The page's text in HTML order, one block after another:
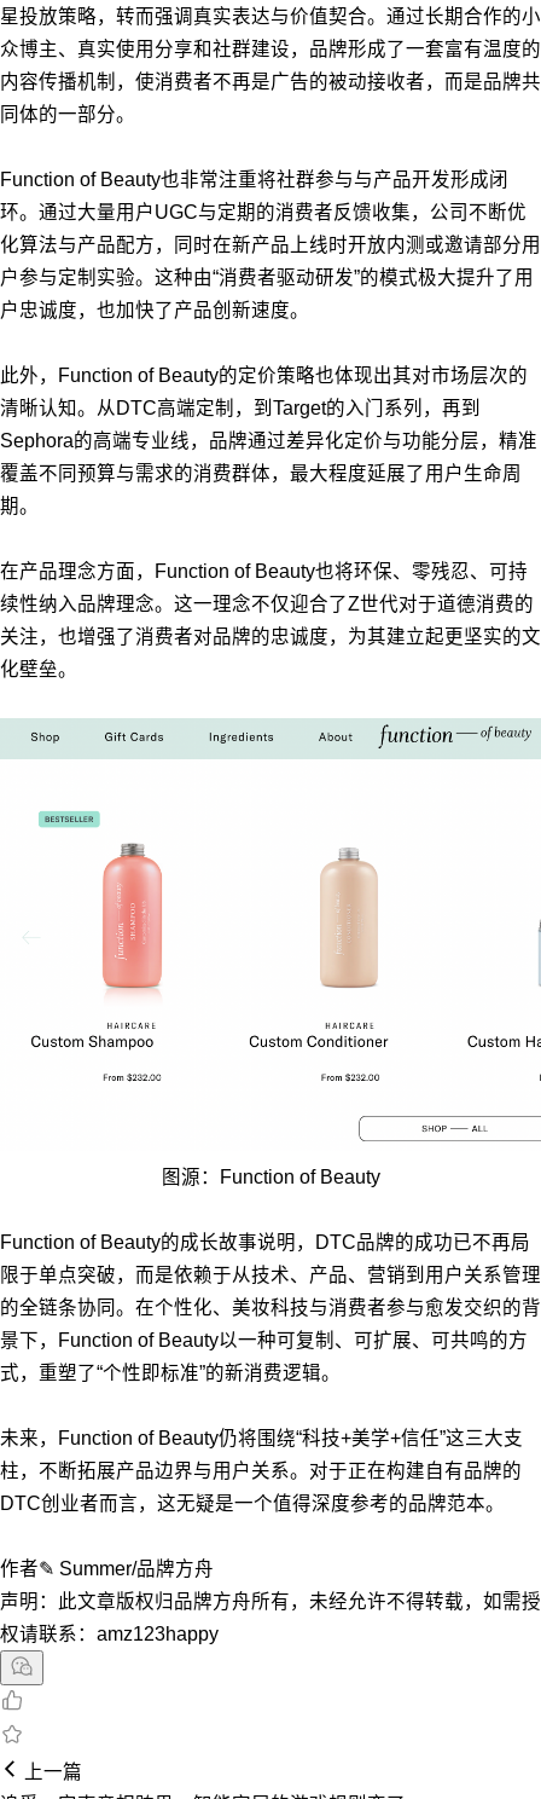
星投放策略，转而强调真实表达与价值契合。通过长期合作的小
众博主、真实使用分享和社群建设，品牌形成了一套富有温度的
内容传播机制，使消费者不再是广告的被动接收者，而是品牌共
同体的一部分。
Function of Beauty也非常注重将社群参与与产品开发形成闭
环。通过大量用户UGC与定期的消费者反馈收集，公司不断优
化算法与产品配方，同时在新产品上线时开放内测或邀请部分用
户参与定制实验。这种由“消费者驱动研发”的模式极大提升了用
户忠诚度，也加快了产品创新速度。
此外，Function of Beauty的定价策略也体现出其对市场层次的
清晰认知。从DTC高端定制，到Target的入门系列，再到
Sephora的高端专业线，品牌通过差异化定价与功能分层，精准
覆盖不同预算与需求的消费群体，最大程度延展了用户生命周
期。
在产品理念方面，Function of Beauty也将环保、零残忍、可持
续性纳入品牌理念。这一理念不仅迎合了Z世代对于道德消费的
关注，也增强了消费者对品牌的忠诚度，为其建立起更坚实的文
化壁垒。
图源：Function of Beauty
Function of Beauty的成长故事说明，DTC品牌的成功已不再局
限于单点突破，而是依赖于从技术、产品、营销到用户关系管理
的全链条协同。在个性化、美妆科技与消费者参与愈发交织的背
景下，Function of Beauty以一种可复制、可扩展、可共鸣的方
式，重塑了“个性即标准”的新消费逻辑。
未来，Function of Beauty仍将围绕“科技+美学+信任”这三大支
柱，不断拓展产品边界与用户关系。对于正在构建自有品牌的
DTC创业者而言，这无疑是一个值得深度参考的品牌范本。
作者✎ Summer/品牌方舟
声明：此文章版权归品牌方舟所有，未经允许不得转载，如需授
权请联系：amz123happy
上一篇